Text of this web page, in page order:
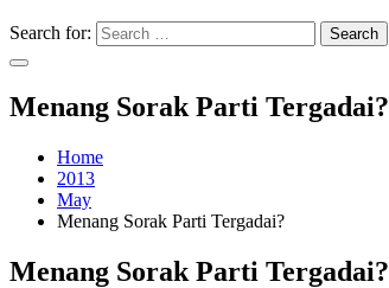
Search for: Search
Menang Sorak Parti Tergadai?
Home
2013
May
Menang Sorak Parti Tergadai?
Menang Sorak Parti Tergadai?